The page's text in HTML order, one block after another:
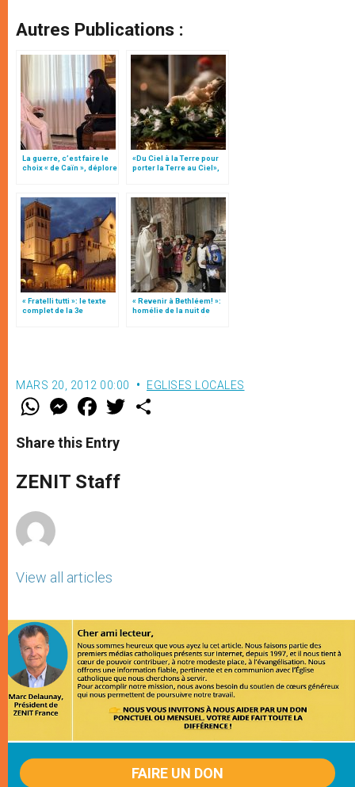
Autres Publications :
La guerre, c’est faire le
choix « de Caïn », déplore
«Du Ciel à la Terre pour
porter la Terre au Ciel»,
« Fratelli tutti »: le texte
complet de la 3e
« Revenir à Bethléem! »:
homélie de la nuit de
Noël (texte complet)
MARS 20, 2012 00:00 EGLISES LOCALES
W
t
s
p
p
M
e
s
e
g
e
F
a
e
b
o
k
w
Share this Entry
ZENIT Staff
View all articles
FAIRE UN DON